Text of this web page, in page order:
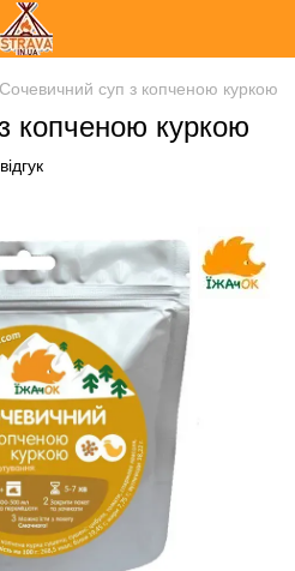
Сочевичний суп з копченою куркою
копченою куркою